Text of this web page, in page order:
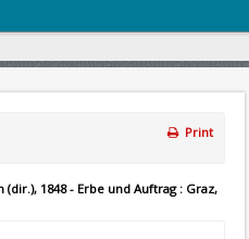
Print
(dir.), 1848 - Erbe und Auftrag : Graz,